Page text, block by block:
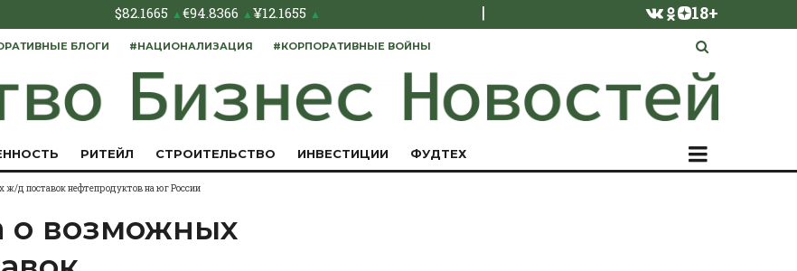
$82.1665 ▲€94.8366 ▲¥12.1655 ▲ | 18+
БЛОГИ #НАЦИОНАЛИЗАЦИЯ #КОРПОРАТИВНЫЕ ВОЙНЫ
РИТЕЙЛ СТРОИТЕЛЬСТВО ИНВЕСТИЦИИ ФУДТЕХ
д поставок нефтепродуктов на юг России
возможных